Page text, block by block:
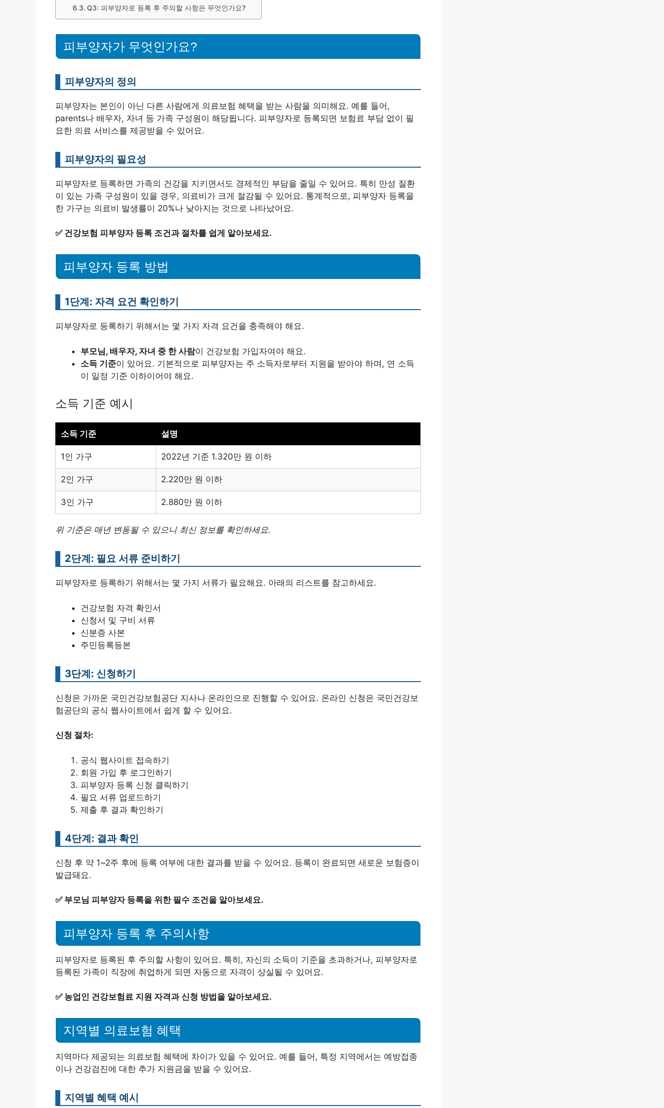
Q3: 피부양자로 등록 후 주의할 사항은 무엇인가요?
피부양자가 무엇인가요?
피부양자의 정의
피부양자는 본인이 아닌 다른 사람에게 의료보험 혜택을 받는 사람을 의미해요. 예를 들어,
parents나 배우자, 자녀 등 가족 구성원이 해당됩니다. 피부양자로 등록되면 보험료 부담 없이 필
요한 의료 서비스를 제공받을 수 있어요.
피부양자의 필요성
피부양자로 등록하면 가족의 건강을 지키면서도 경제적인 부담을 줄일 수 있어요. 특히 만성 질환
이 있는 가족 구성원이 있을 경우, 의료비가 크게 절감될 수 있어요. 통계적으로, 피부양자 등록을
한 가구는 의료비 발생률이 20%나 낮아지는 것으로 나타났어요.
✅ 건강보험 피부양자 등록 조건과 절차를 쉽게 알아보세요.
피부양자 등록 방법
1단계: 자격 요건 확인하기
피부양자로 등록하기 위해서는 몇 가지 자격 요건을 충족해야 해요.
부모님, 배우자, 자녀 중 한 사람이 건강보험 가입자여야 해요.
소득 기준이 있어요. 기본적으로 피부양자는 주 소득자로부터 지원을 받아야 하며, 연 소득
이 일정 기준 이하이어야 해요.
소득 기준 예시
소득 기준 설명
1인 가구 2022년 기준 1.320만 원 이하
2인 가구 2.220만 원 이하
3인 가구 2.880만 원 이하
위 기준은 매년 변동될 수 있으니 최신 정보를 확인하세요.
2단계: 필요 서류 준비하기
피부양자로 등록하기 위해서는 몇 가지 서류가 필요해요. 아래의 리스트를 참고하세요.
건강보험 자격 확인서
신청서 및 구비 서류
신분증 사본
주민등록등본
3단계: 신청하기
신청은 가까운 국민건강보험공단 지사나 온라인으로 진행할 수 있어요. 온라인 신청은 국민건강보
험공단의 공식 웹사이트에서 쉽게 할 수 있어요.
신청 절차:
공식 웹사이트 접속하기
회원 가입 후 로그인하기
피부양자 등록 신청 클릭하기
필요 서류 업로드하기
제출 후 결과 확인하기
4단계: 결과 확인
신청 후 약 1~2주 후에 등록 여부에 대한 결과를 받을 수 있어요. 등록이 완료되면 새로운 보험증이
발급돼요.
✅ 부모님 피부양자 등록을 위한 필수 조건을 알아보세요.
피부양자 등록 후 주의사항
피부양자로 등록된 후 주의할 사항이 있어요. 특히, 자신의 소득이 기준을 초과하거나, 피부양자로
등록된 가족이 직장에 취업하게 되면 자동으로 자격이 상실될 수 있어요.
✅ 농업인 건강보험료 지원 자격과 신청 방법을 알아보세요.
지역별 의료보험 혜택
지역마다 제공되는 의료보험 혜택에 차이가 있을 수 있어요. 예를 들어, 특정 지역에서는 예방접종
이나 건강검진에 대한 추가 지원금을 받을 수 있어요.
지역별 혜택 예시